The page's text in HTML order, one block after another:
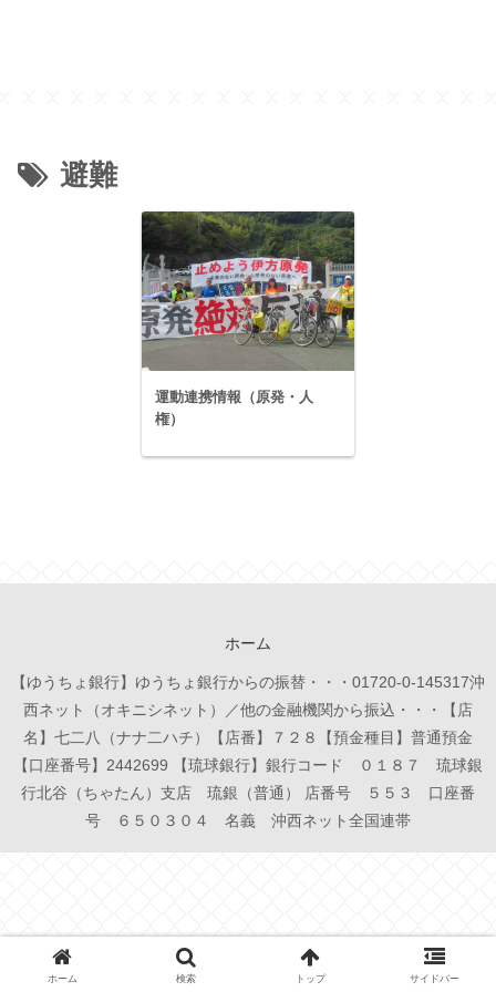
避難
運動連携情報（原発・人
権）
ホーム
【ゆうちょ銀行】ゆうちょ銀行からの振替・・・01720-0-145317沖
西ネット（オキニシネット）／他の金融機関から振込・・・【店
名】七二八（ナナ二ハチ）【店番】７２８【預金種目】普通預金
【口座番号】2442699 【琉球銀行】銀行コード ０１８７ 琉球銀
行北谷（ちゃたん）支店 琉銀（普通） 店番号 ５５３ 口座番
号 ６５０３０４ 名義 沖西ネット全国連帯
ホーム 検索 トップ サイドバー